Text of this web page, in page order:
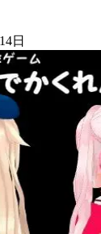
日